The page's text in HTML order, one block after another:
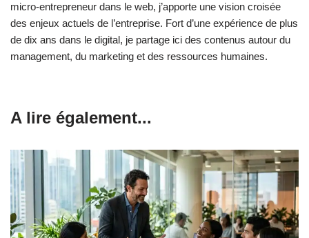
micro-entrepreneur dans le web, j’apporte une vision croisée
des enjeux actuels de l’entreprise. Fort d’une expérience de plus
de dix ans dans le digital, je partage ici des contenus autour du
management, du marketing et des ressources humaines.
A lire également...